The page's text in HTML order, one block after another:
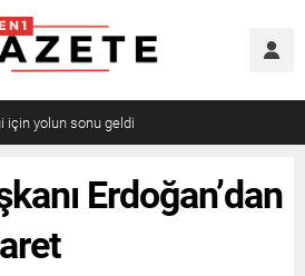
için yolun sonu geldi
Erdoğan’dan